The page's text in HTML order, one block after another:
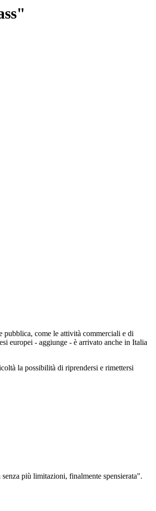
pubblica, come le attività commerciali e di
europei - aggiunge - è arrivato anche in Italia
la possibilità di riprendersi e rimettersi
più limitazioni, finalmente spensierata".